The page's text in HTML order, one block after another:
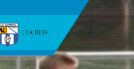
CD ALMEDA